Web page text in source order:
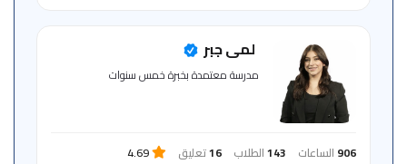
لمى جبر
مدرسة معتمدة بخبرة خمس سنوات
906 الساعات 143الطلاب 16تعليق 4.69